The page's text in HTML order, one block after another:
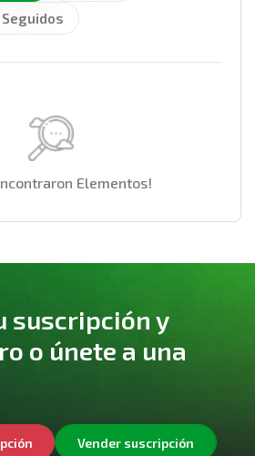
Seguidos
Elementos!
suscripción y
o únete a una
Vender suscripción